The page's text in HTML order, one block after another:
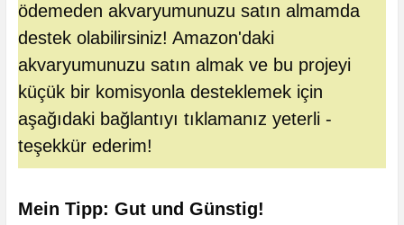
ödemeden akvaryumunuzu satın almamda
destek olabilirsiniz! Amazon'daki
akvaryumunuzu satın almak ve bu projeyi
küçük bir komisyonla desteklemek için
aşağıdaki bağlantıyı tıklamanız yeterli -
teşekkür ederim!
Mein Tipp: Gut und Günstig!